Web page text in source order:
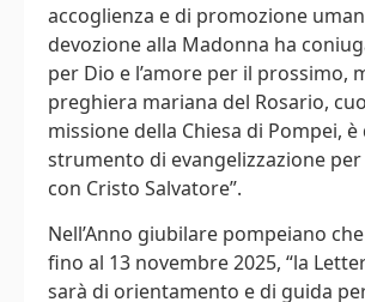
accoglienza e di promozione
devozione alla Madonna ha
per Dio e l’amore per il prossimo,
preghiera mariana del Rosario,
missione della Chiesa di Pompei,
strumento di evangelizzazione per
con Cristo Salvatore”.
Nell’Anno giubilare pompeiano
fino al 13 novembre 2025, “la
sarà di orientamento e di guida